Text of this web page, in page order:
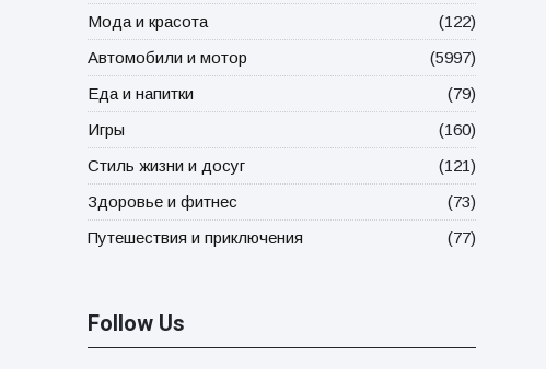
Мода и красота
(122)
Автомобили и мотор
(5997)
Еда и напитки
(79)
Игры
(160)
Стиль жизни и досуг
(121)
Здоровье и фитнес
(73)
Путешествия и приключения
(77)
Follow Us